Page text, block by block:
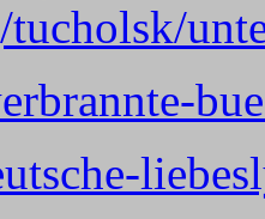
tucholsk/